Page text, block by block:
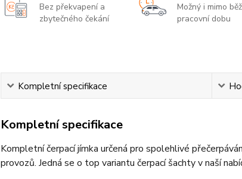
Bez překvapení a
zbytečného čekání
Možný i mimo
pracovní dobu
Kompletní specifikace
Kompletní specifikace
Kompletní čerpací jímka určená pro spolehlivé
provozů. Jedná se o top variantu čerpací šachty v naší